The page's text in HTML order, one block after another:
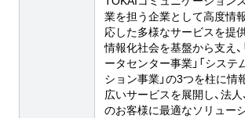
業を担う企業として高度情
応した多様なサービスを提供
情報化社会を基盤から支え、
ータセンター事業」「システ
ション事業」の3つを柱に情
広いサービスを展開し、法
のお客様に最適なソリュー